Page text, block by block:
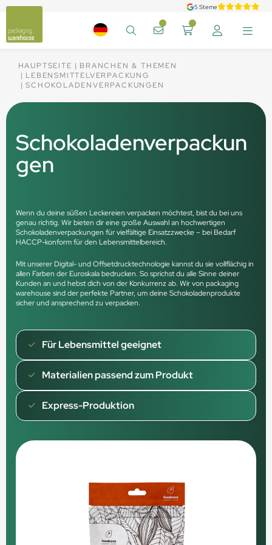
5 Sterne
HAUPTSEITE
BRANCHEN & THEMEN
LEBENSMITTELVERPACKUNG
SCHOKOLADENVERPACKUNGEN
Schokoladenverpackun
gen
Wenn du deine süßen Leckereien verpacken möchtest, bist du bei uns
genau richtig. Wir bieten dir eine große Auswahl an hochwertigen
Schokoladenverpackungen für vielfältige Einsatzzwecke – bei Bedarf
HACCP-konform für den Lebensmittelbereich.
Mit unserer Digital- und Offsetdrucktechnologie kannst du sie vollflächig in
allen Farben der Euroskala bedrucken. So sprichst du alle Sinne deiner
Kunden an und hebst dich von der Konkurrenz ab. Wir von packaging
warehouse sind der perfekte Partner, um deine Schokoladenprodukte
sicher und ansprechend zu verpacken.
Für Lebensmittel geeignet
Materialien passend zum Produkt
Express-Produktion